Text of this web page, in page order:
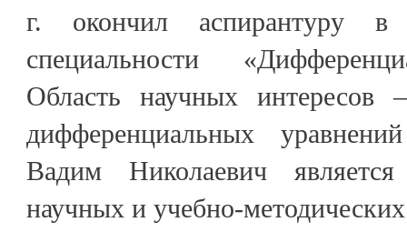
г. окончил аспирантуру
специальности
Область научных интересов
дифференциальных
Вадим Николаевич
научных и учебно-